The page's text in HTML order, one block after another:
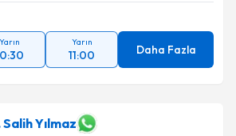
Takvim Talebini Gönder
Yarın Yarın
11:00 Daha Fazla
Yılmaz